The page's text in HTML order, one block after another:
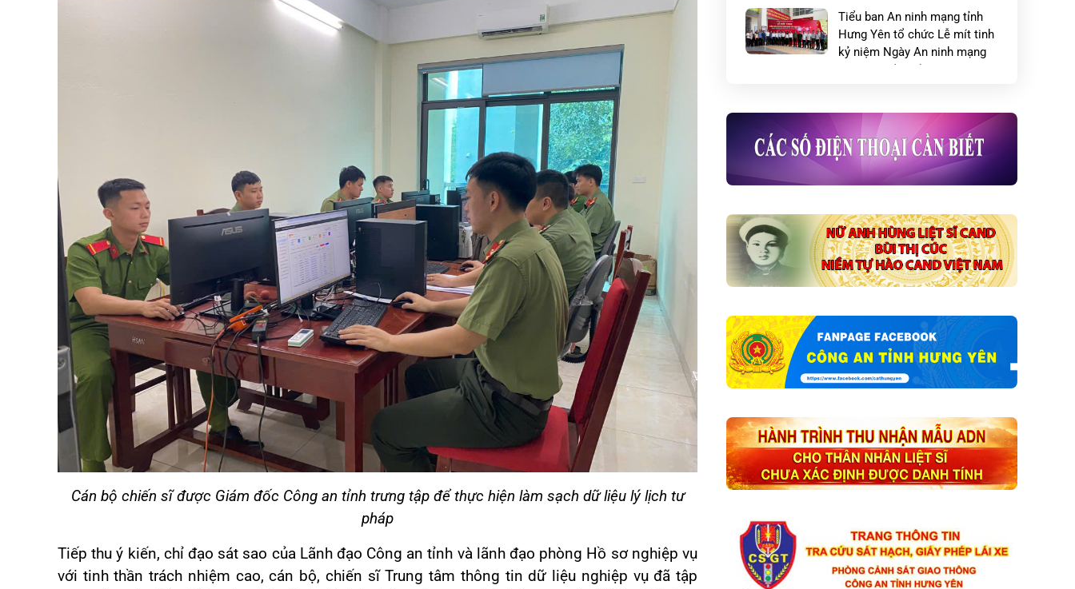
Cán bộ chiến sĩ được Giám đốc Công an tỉnh trưng tập để thực hiện làm sạch dữ liệu lý lịch tư
pháp
Tiếp thu ý kiến, chỉ đạo sát sao của Lãnh đạo Công an tỉnh và lãnh đạo phòng Hồ sơ nghiệp vụ
với tinh thần trách nhiệm cao, cán bộ, chiến sĩ Trung tâm thông tin dữ liệu nghiệp vụ đã tập
Tiểu ban An ninh mạng tỉnh
Hưng Yên tổ chức Lễ mít tinh
kỷ niệm Ngày An ninh mạng
Việt Nam (06/8)